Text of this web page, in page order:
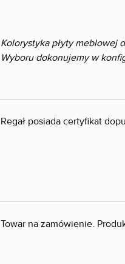
Kolorystyka płyty meblowej
Wyboru dokonujemy w
Regał posiada certyfikat
Towar na zamówienie.